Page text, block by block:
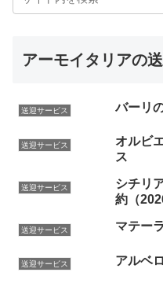
アーモイタリアの
送迎サービス バーリ
送迎サービス
オルビ
ス
送迎サービス
シチリ
約（
送迎サービス マテー
送迎サービス アルベ